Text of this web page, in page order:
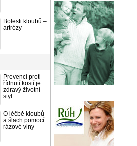
Bolesti kloubů –
artrózy
Prevencí proti
řídnutí kostí je
zdravý životní
styl
O léčbě kloubů
a šlach pomocí
rázové vlny